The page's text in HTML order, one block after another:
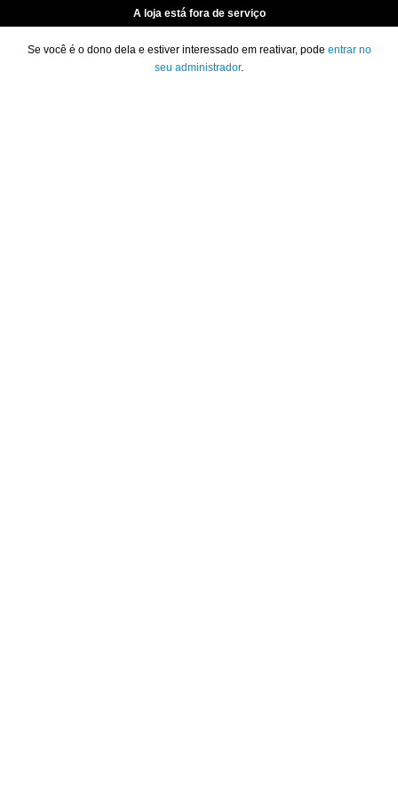
A loja está fora de serviço
Se você é o dono dela e estiver interessado em reativar, pode entrar no
seu administrador.